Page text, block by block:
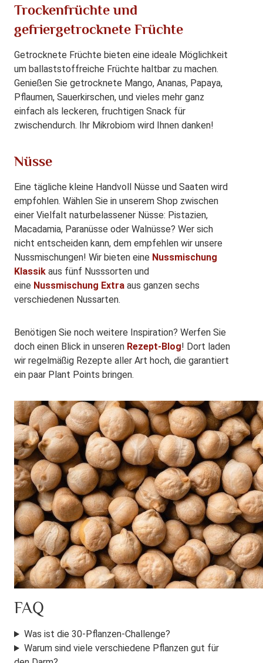
Trockenfrüchte und
gefriergetrocknete Früchte
Getrocknete Früchte bieten eine ideale Möglichkeit
um ballaststoffreiche Früchte haltbar zu machen.
Genießen Sie getrocknete Mango, Ananas, Papaya,
Pflaumen, Sauerkirschen, und vieles mehr ganz
einfach als leckeren, fruchtigen Snack für
zwischendurch. Ihr Mikrobiom wird Ihnen danken!
Nüsse
Eine tägliche kleine Handvoll Nüsse und Saaten wird
empfohlen. Wählen Sie in unserem Shop zwischen
einer Vielfalt naturbelassener Nüsse: Pistazien,
Macadamia, Paranüsse oder Walnüsse? Wer sich
nicht entscheiden kann, dem empfehlen wir unsere
Nussmischungen! Wir bieten eine Nussmischung
Klassik aus fünf Nusssorten und
eine Nussmischung Extra aus ganzen sechs
verschiedenen Nussarten.
Benötigen Sie noch weitere Inspiration? Werfen Sie
doch einen Blick in unseren Rezept-Blog! Dort laden
wir regelmäßig Rezepte aller Art hoch, die garantiert
ein paar Plant Points bringen.
FAQ
Was ist die 30-Pflanzen-Challenge?
Warum sind viele verschiedene Pflanzen gut für